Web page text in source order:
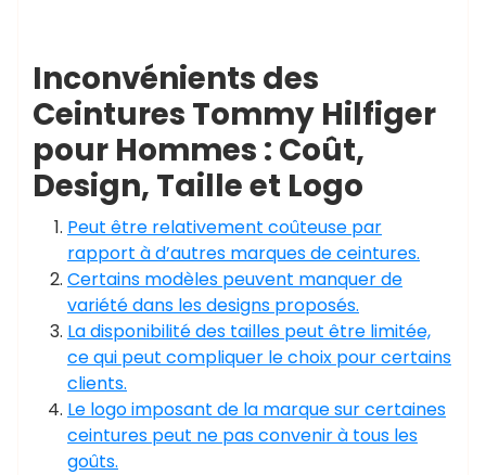
Inconvénients des
Ceintures Tommy Hilfiger
pour Hommes : Coût,
Design, Taille et Logo
Peut être relativement coûteuse par
rapport à d’autres marques de ceintures.
Certains modèles peuvent manquer de
variété dans les designs proposés.
La disponibilité des tailles peut être limitée,
ce qui peut compliquer le choix pour certains
clients.
Le logo imposant de la marque sur certaines
ceintures peut ne pas convenir à tous les
goûts.